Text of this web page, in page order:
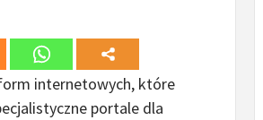
internetowych, które
portale dla